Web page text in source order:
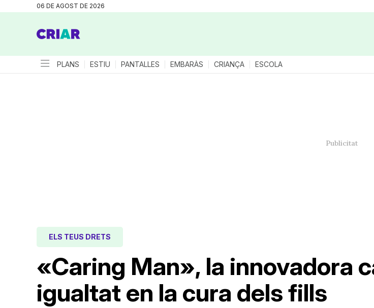
06 DE AGOST DE 2026
PLANS ESTIU PANTALLES EMBARÀS CRIANÇA ESCOLA
«Caring Man», la innovadora
igualtat en la cura dels fills
ELS TEUS DRETS